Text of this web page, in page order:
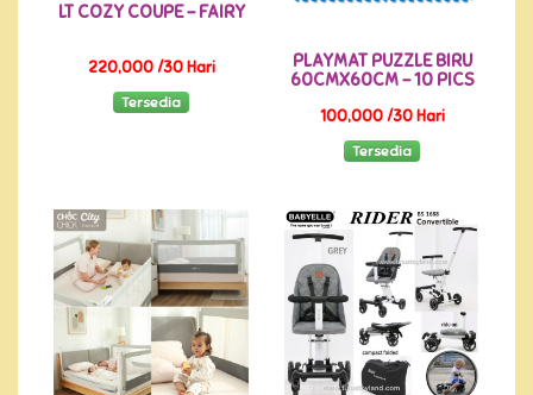
LT COZY COUPE - FAIRY
220,000 /30 Hari
Tersedia
PLAYMAT PUZZLE BIRU
60CMX60CM - 10 PICS
100,000 /30 Hari
Tersedia